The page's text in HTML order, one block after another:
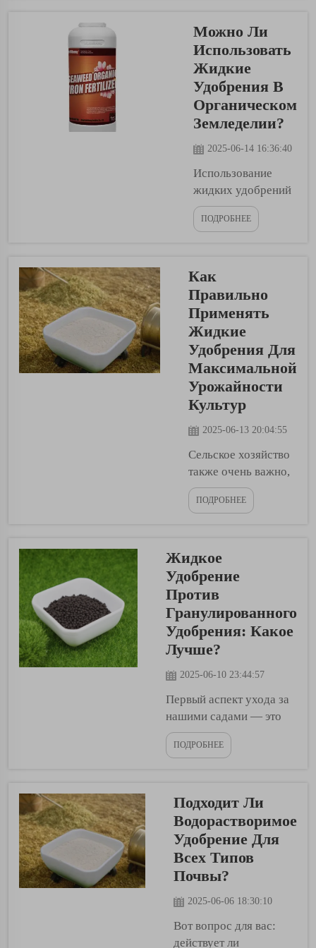
оказывают
жидкие
удобрения. Но
не все жидкие
удобрения
одинаковы.
Некоторые
более
одном типе
почвы, чем на
другом. В этом
руководстве мы
жидко
удобрение для...
Можно Ли
Использовать
Жидкие
Удобрения В
Органическом
Земледелии?
2025-06-14 16:36:40
Использование
жидких удобрений
может помочь
фермерам,
культуры. Есть
много причин для
применения
жидких удобрений
в органическом
земледелии. Вот
несколько причин,
по которым
фермеры могут
использовать
жидкой форме на
своих полях.
Преимущества
жидких
ПОДРОБНЕЕ
Как
Правильно
Применять
Жидкие
Удобрения Для
Максимальной
Урожайности
Культур
2025-06-13 20:04:55
Сельское хозяйство
также очень важно,
чтобы мы могли
иметь пищу,
тяжелый труд
фермеров,
выращивающих
фрукты и овощи, для
здорового питания.
Эй, а ты знаешь, что
фермеры
удобрения? Жидкое
удобрение — это
био...
ПОДРОБНЕЕ
Жидкое
Удобрение
Против
Гранулированного
Удобрения: Какое
Лучше?
2025-06-10 23:44:57
Первый аспект ухода за
нашими садами — это
удобрение, которое мы
используем. На самом
удобрений: жидкое
удобрение и
гранулированное
удобрение. У каждого
есть свои плюсы и
минусы, поэтому
давайте посмотрим,
какой из них может быть
лучше для вас...
ПОДРОБНЕЕ
Подходит Ли
Водорастворимое
Удобрение Для
Всех Типов
Почвы?
2025-06-06 18:30:10
Вот вопрос для вас:
действует ли